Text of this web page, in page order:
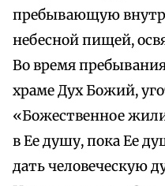
пребывающую
небесной пищей,
Во время
храме Дух Божий,
«Божественное
в Ее душу, пока Ее
дать человеческую